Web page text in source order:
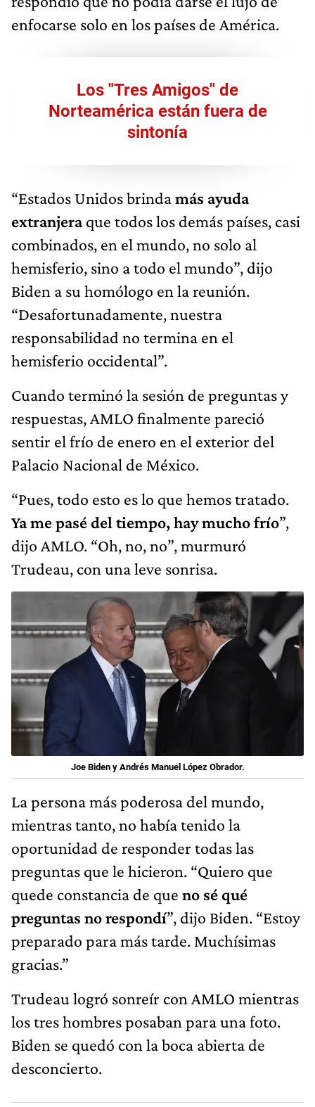
enfocarse solo en los países de América.
Los "Tres Amigos" de
Norteamérica están fuera de
sintonía
“Estados Unidos brindamás ayuda
extranjeraque todos los demás países, casi
combinados, en el mundo, no solo al
hemisferio, sino a todo el mundo”, dijo
Biden a su homólogo en la reunión.
“Desafortunadamente, nuestra
responsabilidad no termina en el
hemisferio occidental”.
Cuando terminó la sesión de preguntas y
respuestas, AMLO finalmente pareció
sentir el frío de enero en el exterior del
Palacio Nacional de México.
“Pues, todo esto es lo que hemos tratado.
Ya me pasé del tiempo, hay mucho frío”,
dijo AMLO. “Oh, no, no”, murmuró
Trudeau, con una leve sonrisa.
Joe Biden y Andrés Manuel López Obrador.
La persona más poderosa del mundo,
mientras tanto, no había tenido la
oportunidad de responder todas las
preguntas que le hicieron. “Quiero que
quede constancia de que no sé qué
preguntas no respondí”, dijo Biden. “Estoy
preparado para más tarde. Muchísimas
gracias.”
Trudeau logró sonreír con AMLO mientras
los tres hombres posaban para una foto.
Biden se quedó con la boca abierta de
desconcierto.